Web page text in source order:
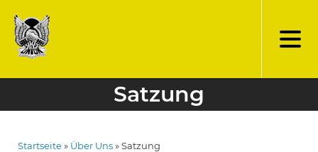
zum
Inhalt
Satzung
Startseite Über Uns Satzung